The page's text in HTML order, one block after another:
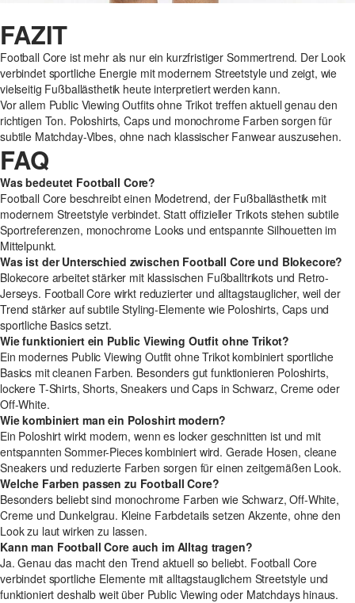
FAZIT
Football Core ist mehr als nur ein kurzfristiger Sommertrend. Der Look
verbindet sportliche Energie mit modernem Streetstyle und zeigt, wie
vielseitig Fußballästhetik heute interpretiert werden kann.
Vor allem Public Viewing Outfits ohne Trikot treffen aktuell genau den
richtigen Ton. Poloshirts, Caps und monochrome Farben sorgen für
subtile Matchday-Vibes, ohne nach klassischer Fanwear auszusehen.
FAQ
Was bedeutet Football Core?
Football Core beschreibt einen Modetrend, der Fußballästhetik mit
modernem Streetstyle verbindet. Statt offizieller Trikots stehen subtile
Sportreferenzen, monochrome Looks und entspannte Silhouetten im
Mittelpunkt.
Was ist der Unterschied zwischen Football Core und Blokecore?
Blokecore arbeitet stärker mit klassischen Fußballtrikots und Retro-
Jerseys. Football Core wirkt reduzierter und alltagstauglicher, weil der
Trend stärker auf subtile Styling-Elemente wie Poloshirts, Caps und
sportliche Basics setzt.
Wie funktioniert ein Public Viewing Outfit ohne Trikot?
Ein modernes Public Viewing Outfit ohne Trikot kombiniert sportliche
Basics mit cleanen Farben. Besonders gut funktionieren Poloshirts,
lockere T-Shirts, Shorts, Sneakers und Caps in Schwarz, Creme oder
Off-White.
Wie kombiniert man ein Poloshirt modern?
Ein Poloshirt wirkt modern, wenn es locker geschnitten ist und mit
entspannten Sommer-Pieces kombiniert wird. Gerade Hosen, cleane
Sneakers und reduzierte Farben sorgen für einen zeitgemäßen Look.
Welche Farben passen zu Football Core?
Besonders beliebt sind monochrome Farben wie Schwarz, Off-White,
Creme und Dunkelgrau. Kleine Farbdetails setzen Akzente, ohne den
Look zu laut wirken zu lassen.
Kann man Football Core auch im Alltag tragen?
Ja. Genau das macht den Trend aktuell so beliebt. Football Core
verbindet sportliche Elemente mit alltagstauglichem Streetstyle und
funktioniert deshalb weit über Public Viewing oder Matchdays hinaus.